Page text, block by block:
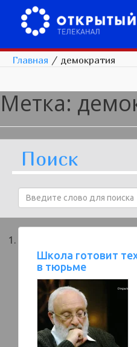
Главная / демократия
Метка:
Поиск
Школа готовит
в тюрьме